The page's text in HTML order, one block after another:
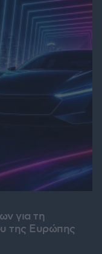
για τη
της Ευρώπης